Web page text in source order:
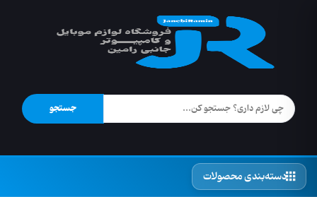
جستجو
دسته‌بندی محصولات